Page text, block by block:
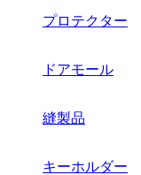
プロテクター
ドアモール
縫製品
キーホルダー